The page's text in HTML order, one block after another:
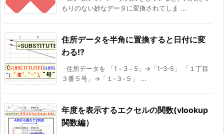
もりのない妙なデータに変換されてしま ...
住所データを半角に置換すると日付に変
わる!?
住所データを 「1－3－5」→「1-3-5」 「１丁目
３番５号」→「１-３-５」 ...
年度を表示するエクセルの関数(vlookup
関数編）